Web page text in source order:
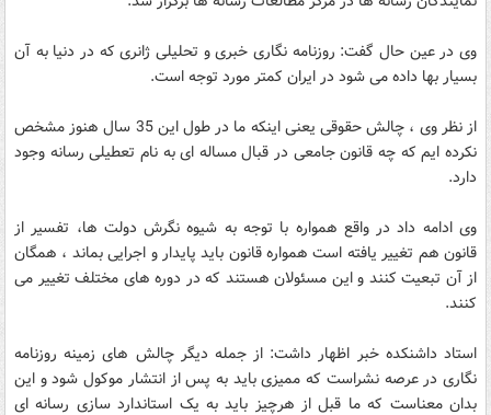
وی در عین حال گفت: روزنامه نگاری خبری و تحلیلی ژانری که در دنیا به آن
بسیار بها داده می شود در ایران کمتر مورد توجه است.
از نظر وی ، چالش حقوقی یعنی اینکه ما در طول این 35 سال هنوز مشخص
نکرده ایم که چه قانون جامعی در قبال مساله ای به نام تعطیلی رسانه وجود
دارد.
وی ادامه داد در واقع همواره با توجه به شیوه نگرش دولت ها، تفسیر از
قانون هم تغییر یافته است همواره قانون باید پایدار و اجرایی بماند ، همگان
از آن تبعیت کنند و این مسئولان هستند که در دوره های مختلف تغییر می
کنند.
استاد داشنکده خبر اظهار داشت: از جمله دیگر چالش های زمینه روزنامه
نگاری در عرصه نشراست که ممیزی باید به پس از انتشار موکول شود و این
بدان معناست که ما قبل از هرچیز باید به یک استاندارد سازی رسانه ای